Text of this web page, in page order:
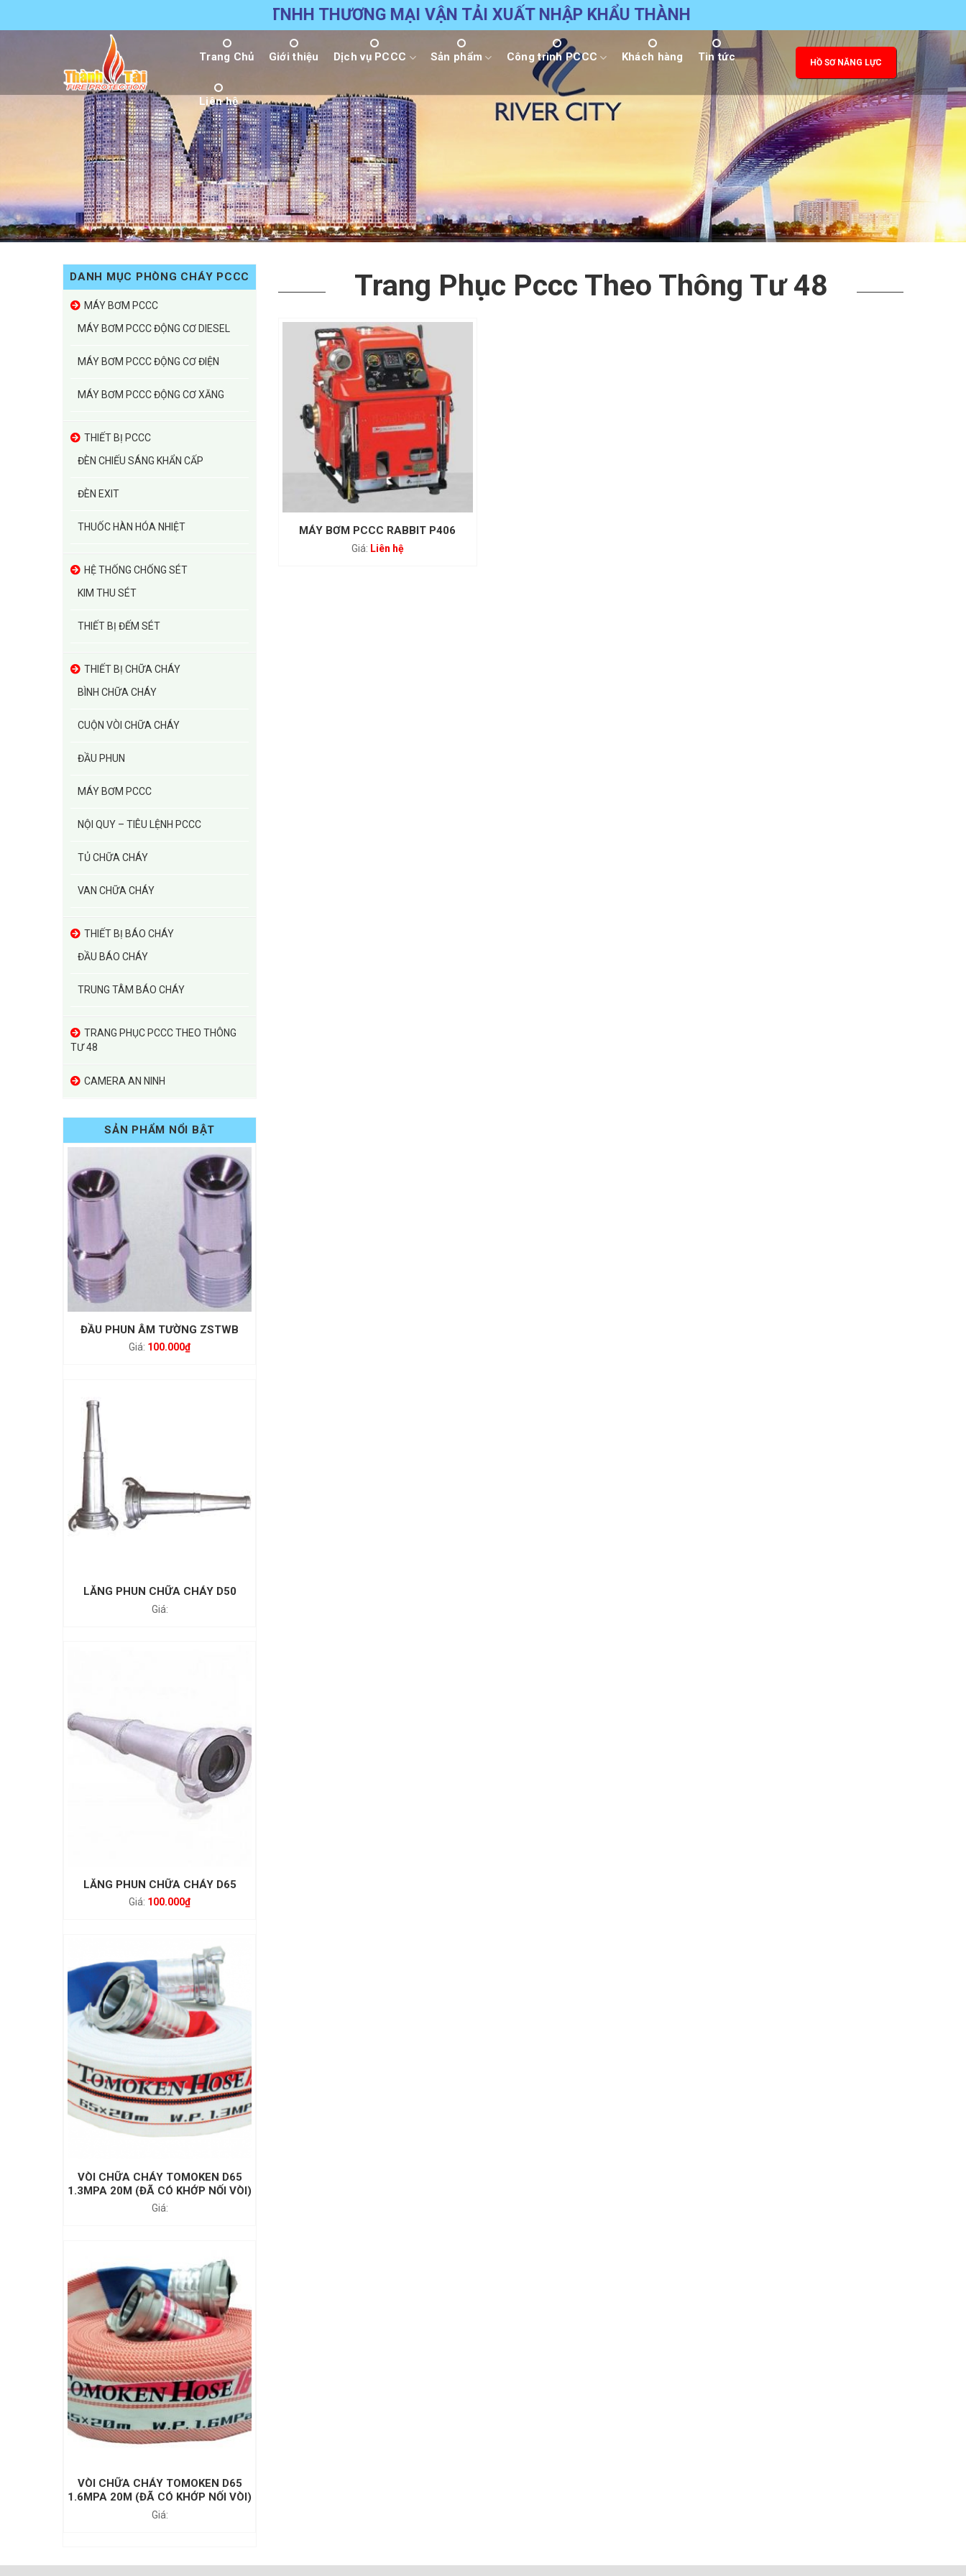
CÔNG TY TNHH THƯƠNG MẠI VẬN TẢI XUẤT NHẬP KHẨU THÀNH TÀI
Trang Chủ Giới thiệu Dịch vụ PCCC Sản phẩm Công trình PCCC Khách hàng Tin tức
Liên hệ
HỒ SƠ NĂNG LỰC
DANH MỤC PHÒNG CHÁY PCCC
MÁY BƠM PCCC
MÁY BƠM PCCC ĐỘNG CƠ DIESEL
MÁY BƠM PCCC ĐỘNG CƠ ĐIỆN
MÁY BƠM PCCC ĐỘNG CƠ XĂNG
THIẾT BỊ PCCC
ĐÈN CHIẾU SÁNG KHẨN CẤP
ĐÈN EXIT
THUỐC HÀN HÓA NHIỆT
HỆ THỐNG CHỐNG SÉT
KIM THU SÉT
THIẾT BỊ ĐẾM SÉT
THIẾT BỊ CHỮA CHÁY
BÌNH CHỮA CHÁY
CUỘN VÒI CHỮA CHÁY
ĐẦU PHUN
MÁY BƠM PCCC
NỘI QUY – TIÊU LỆNH PCCC
TỦ CHỮA CHÁY
VAN CHỮA CHÁY
THIẾT BỊ BÁO CHÁY
ĐẦU BÁO CHÁY
TRUNG TÂM BÁO CHÁY
TRANG PHỤC PCCC THEO THÔNG
TƯ 48
CAMERA AN NINH
SẢN PHẨM NỔI BẬT
ĐẦU PHUN ÂM TƯỜNG ZSTWB
100.000₫
LĂNG PHUN CHỮA CHÁY D50
LĂNG PHUN CHỮA CHÁY D65
100.000₫
VÒI CHỮA CHÁY TOMOKEN D65
1.3MPA 20M (ĐÃ CÓ KHỚP NỐI VÒI)
VÒI CHỮA CHÁY TOMOKEN D65
1.6MPA 20M (ĐÃ CÓ KHỚP NỐI VÒI)
Trang Phục Pccc Theo Thông Tư 48
MÁY BƠM PCCC RABBIT P406
Liên hệ